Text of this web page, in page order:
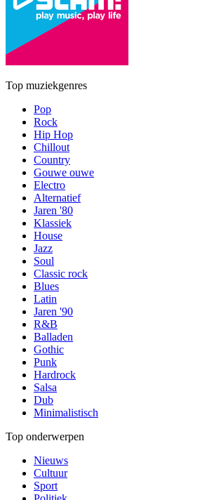
Top muziekgenres
Pop
Rock
Hip Hop
Chillout
Country
Gouwe ouwe
Electro
Alternatief
Jaren '80
Klassiek
House
Jazz
Soul
Classic rock
Blues
Latin
Jaren '90
R&B
Balladen
Gothic
Punk
Hardrock
Salsa
Dub
Minimalistisch
Top onderwerpen
Nieuws
Cultuur
Sport